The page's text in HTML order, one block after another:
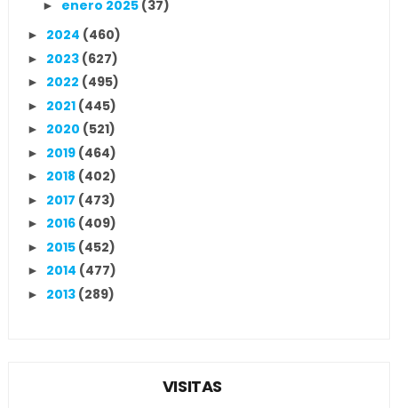
► enero 2025 (37)
► 2024 (460)
► 2023 (627)
► 2022 (495)
► 2021 (445)
► 2020 (521)
► 2019 (464)
► 2018 (402)
► 2017 (473)
► 2016 (409)
► 2015 (452)
► 2014 (477)
► 2013 (289)
VISITAS